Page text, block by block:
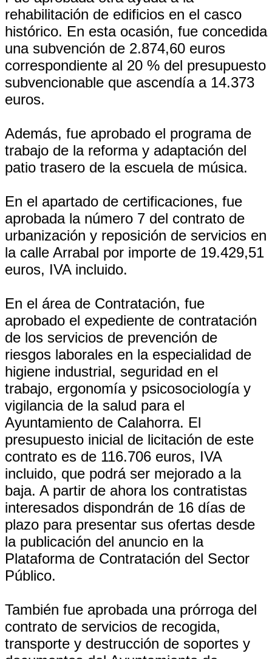
rehabilitación de edificios en el casco
histórico. En esta ocasión, fue concedida
una subvención de 2.874,60 euros
correspondiente al 20 % del presupuesto
subvencionable que ascendía a 14.373
euros.
Además, fue aprobado el programa de
trabajo de la reforma y adaptación del
patio trasero de la escuela de música.
En el apartado de certificaciones, fue
aprobada la número 7 del contrato de
urbanización y reposición de servicios en
la calle Arrabal por importe de 19.429,51
euros, IVA incluido.
En el área de Contratación, fue
aprobado el expediente de contratación
de los servicios de prevención de
riesgos laborales en la especialidad de
higiene industrial, seguridad en el
trabajo, ergonomía y psicosociología y
vigilancia de la salud para el
Ayuntamiento de Calahorra. El
presupuesto inicial de licitación de este
contrato es de 116.706 euros, IVA
incluido, que podrá ser mejorado a la
baja. A partir de ahora los contratistas
interesados dispondrán de 16 días de
plazo para presentar sus ofertas desde
la publicación del anuncio en la
Plataforma de Contratación del Sector
Público.
También fue aprobada una prórroga del
contrato de servicios de recogida,
transporte y destrucción de soportes y